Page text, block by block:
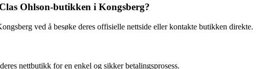
Ohlson-butikken i Kongsberg?
ved å besøke deres offisielle nettside eller kontakte butikken direkte.
nettbutikk for en enkel og sikker betalingsprosess.